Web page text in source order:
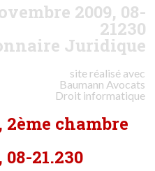
2009, 08-
21230
Juridique
site réalisé avec
Baumann Avocats
Droit informatique
2ème chambre
21.230